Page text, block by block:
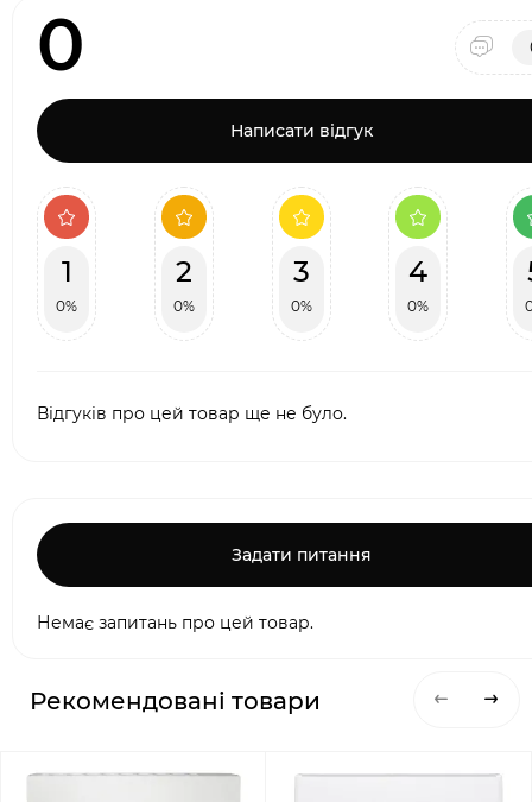
0
Написати відгук
1
0%
2
0%
3
0%
4
0%
Відгуків про цей товар ще не було.
Задати питання
Немає запитань про цей товар.
Рекомендовані товари